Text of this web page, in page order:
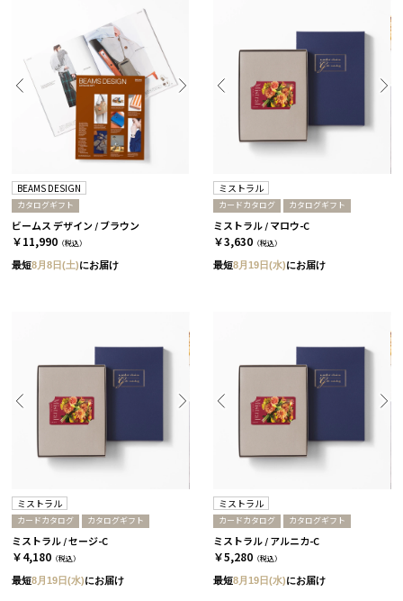
BEAMS DESIGN
カタログギフト
ビームス デザイン / ブラウン
￥11,990 （税込）
最短8月8日(土)にお届け
ミストラル
カードカタログ カタログギフト
ミストラル / マロウ-C
￥3,630 （税込）
最短8月19日(水)にお届け
ミストラル
カードカタログ カタログギフト
ミストラル / セージ-C
￥4,180 （税込）
最短8月19日(水)にお届け
ミストラル
カードカタログ カタログギフト
ミストラル / アルニカ-C
￥5,280 （税込）
最短8月19日(水)にお届け